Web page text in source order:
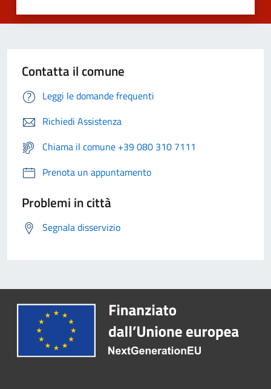
Contatta il comune
Leggi le domande frequenti
Richiedi Assistenza
Chiama il comune +39 080 310 7111
Prenota un appuntamento
Problemi in città
Segnala disservizio